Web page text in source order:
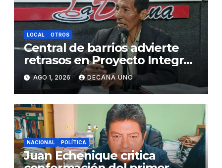
LOCAL OTROS
Central de barrios advierte
retrasos en Proyecto Integral
de Agua y Alcantarillado para
Juliaca
AGO 1, 2026 DECANA UNO
NACIONAL POLÍTICA
Juan Echenique critica